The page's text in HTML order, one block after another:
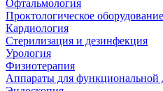
Офтальмология
Проктологическое оборудование
Кардиология
Стерилизация и дезинфекция
Урология
Физиотерапия
Аппараты для функциональной